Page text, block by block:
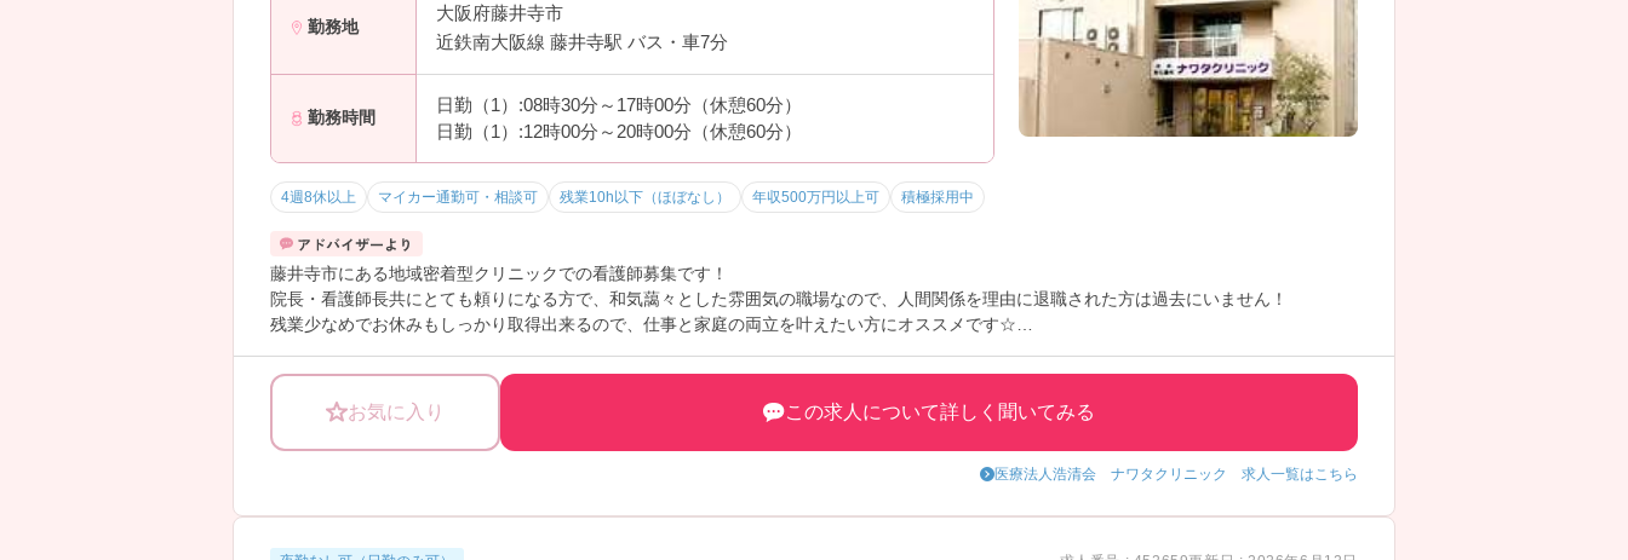
勤務地
大阪府藤井寺市
近鉄南大阪線 藤井寺駅 バス・車7分
勤務時間
日勤（1）:08時30分～17時00分（休憩60分）
日勤（1）:12時00分～20時00分（休憩60分）
4週8休以上 マイカー通勤可・相談可 残業10h以下（ほぼなし） 年収500万円以上可 積極採用中
藤井寺市にある地域密着型クリニックでの看護師募集です！
院長・看護師長共にとても頼りになる方で、和気藹々とした雰囲気の職場なので、人間関係を理由に退職された方は過去にいません！
残業少なめでお休みもしっかり取得出来るので、仕事と家庭の両立を叶えたい方にオススメです☆
配属や働き方の相談も可能なので、興味をお持ちの方はお気軽にお問い合わせ下さい！
お気に入り この求人について詳しく聞いてみる
医療法人浩清会 ナワタクリニック 求人一覧はこちら